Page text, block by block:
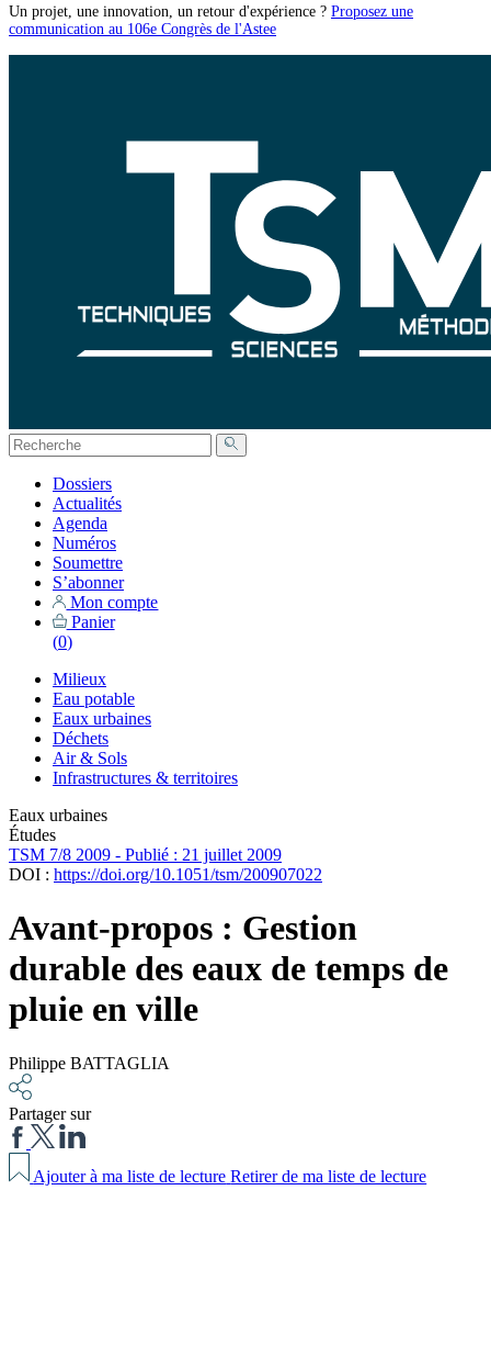
Un projet, une innovation, un retour d'expérience ? Proposez une
communication au 106e Congrès de l'Astee
Dossiers
Actualités
Agenda
Numéros
Soumettre
S’abonner
Mon compte
Panier
(0)
Milieux
Eau potable
Eaux urbaines
Déchets
Air & Sols
Infrastructures & territoires
Eaux urbaines
Études
TSM 7/8 2009 - Publié : 21 juillet 2009
DOI : https://doi.org/10.1051/tsm/200907022
Avant-propos : Gestion
durable des eaux de temps de
pluie en ville
Philippe BATTAGLIA
Partager sur
Ajouter à ma liste de lecture Retirer de ma liste de lecture